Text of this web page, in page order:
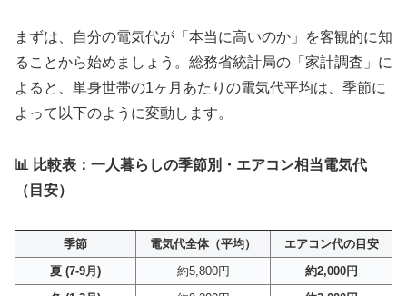
まずは、自分の電気代が「本当に高いのか」を客観的に知
ることから始めましょう。総務省統計局の「家計調査」に
よると、単身世帯の1ヶ月あたりの電気代平均は、季節に
よって以下のように変動します。
📊 比較表：一人暮らしの季節別・エアコン相当電気代
（目安）
季節 電気代全体（平均）
エアコン代の目安
夏 (7-9月)
約5,800円
約2,000円